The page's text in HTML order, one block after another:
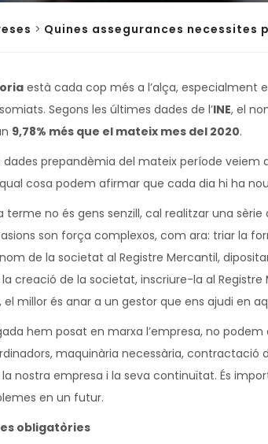
> Quines assegurances necessites
està cada cop més a l’alça, especialment
Segons les últimes dades de l’INE, el
9,78% més que el mateix mes del 2020.
prepandèmia del mateix període veiem
cosa podem afirmar que cada dia hi ha
terme no és gens senzill, cal realitzar una sèrie
son força complexos, com ara: triar la
de la societat al Registre Mercantil,
creació de la societat, inscriure-la al
el millor és anar a un gestor que ens ajudi en
hem posat en marxa l’empresa, no
maquinària necessària, contractació
nostra empresa i la seva continuïtat. És
en un futur.
obligatòries